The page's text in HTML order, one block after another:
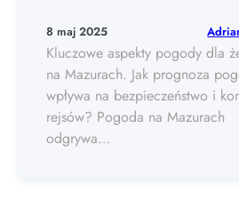
8 maj 2025
Kluczowe aspekty pogody dla
na Mazurach. Jak prognoza
wpływa na bezpieczeństwo i
rejsów? Pogoda na Mazurach
odgrywa…